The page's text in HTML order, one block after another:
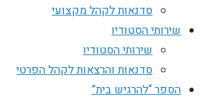
סדנאות לקהל מקצועי
שירותי הסטודיו
שירותי הסטודיו
סדנאות והרצאות לקהל הפרטי
הספר “להרגיש בית”